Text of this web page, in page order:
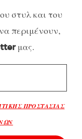
στυλ και του
περιμένουν,
μας.
ΠΡΟΣΤΑΣΙΑΣ